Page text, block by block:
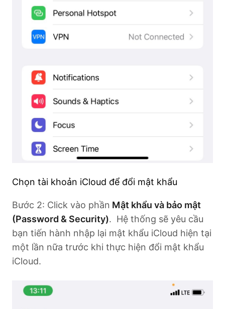
Chọn tài khoản iCloud để đổi mật khẩu
Bước 2: Click vào phần Mật khẩu và bảo mật
(Password & Security). Hệ thống sẽ yêu cầu
bạn tiến hành nhập lại mật khẩu iCloud hiện tại
một lần nữa trước khi thực hiện đổi mật khẩu
iCloud.